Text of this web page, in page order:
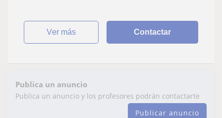
ver más Contactar
Publica un anuncio
Publica un anuncio y los profesores podrán contactarte
Publicar anuncio